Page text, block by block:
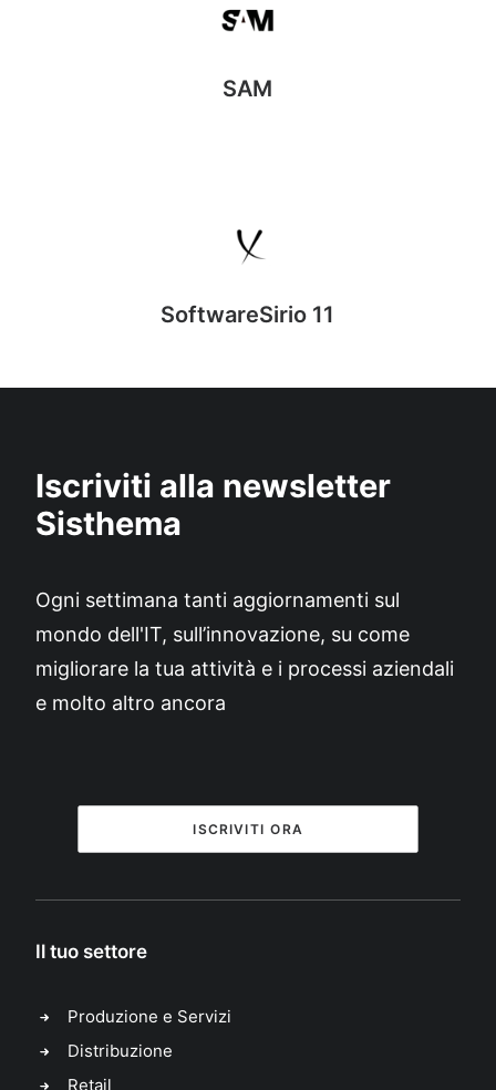
SAM
SoftwareSirio 11
Iscriviti alla newsletter
Sisthema
Ogni settimana tanti aggiornamenti sul
mondo dell'IT, sull’innovazione, su come
migliorare la tua attività e i processi aziendali
e molto altro ancora
ISCRIVITI ORA
Il tuo settore
Produzione e Servizi
Distribuzione
Retail